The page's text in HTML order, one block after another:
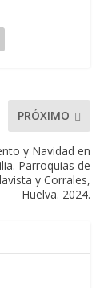
PRÓXIMO
y Navidad en
Parroquias de
y Corrales,
Huelva. 2024.